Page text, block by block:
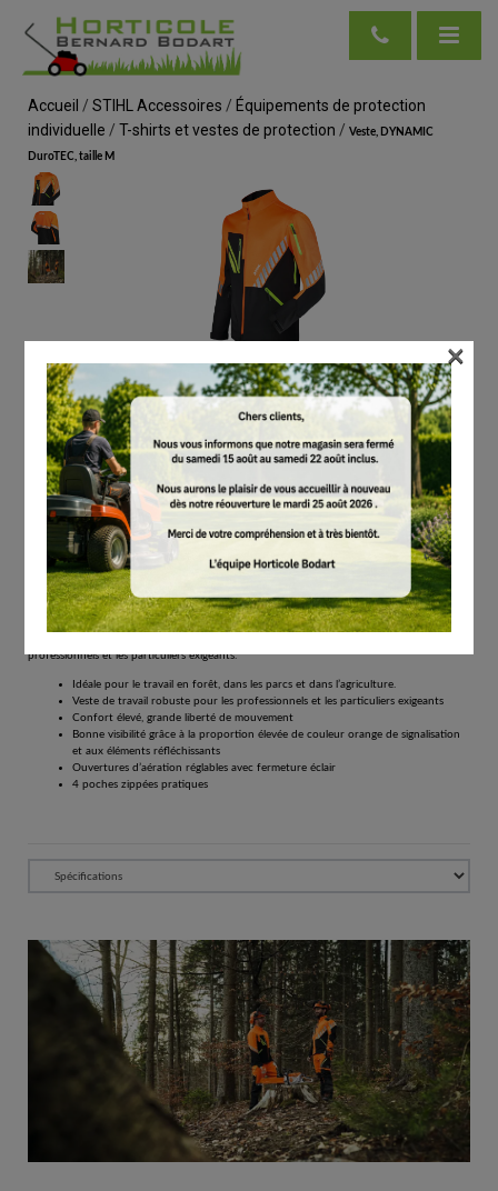
Accueil / STIHL Accessoires / Équipements de protection
individuelle / T-shirts et vestes de protection / Veste, DYNAMIC
DuroTEC, taille M
voir en taille réelle
STIHL
Veste, DYNAMIC DuroTEC, taille M
# 00883351304
T-shirts et vestes de protection
234.00
Tous les prix comprennent la TVA de 21%.
Réserver
professionnels et les particuliers exigeants.
Idéale pour le travail en forêt, dans les parcs et dans l’agriculture.
Veste de travail robuste pour les professionnels et les particuliers exigeants
Confort élevé, grande liberté de mouvement
Bonne visibilité grâce à la proportion élevée de couleur orange de signalisation
et aux éléments réfléchissants
Ouvertures d’aération réglables avec fermeture éclair
4 poches zippées pratiques
×